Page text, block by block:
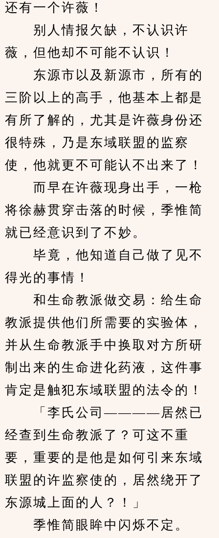
还有一个许薇！
别人情报欠缺，不认识许
薇，但他却不可能不认识！
东源市以及新源市，所有的
三阶以上的高手，他基本上都是
有所了解的，尤其是许薇身份还
很特殊，乃是东域联盟的监察
使，他就更不可能认不出来了！
而早在许薇现身出手，一枪
将徐赫贯穿击落的时候，季惟简
就已经意识到了不妙。
毕竟，他知道自己做了见不
得光的事情！
和生命教派做交易：给生命
教派提供他们所需要的实验体，
并从生命教派手中换取对方所研
制出来的生命进化药液，这件事
肯定是触犯东域联盟的法令的！
「李氏公司————居然已
经查到生命教派了？可这不重
要，重要的是他是如何引来东域
联盟的许监察使的，居然绕开了
东源城上面的人？！」
季惟简眼眸中闪烁不定。